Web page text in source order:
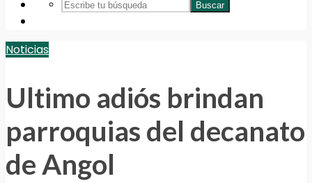
Buscar
Noticias
Ultimo adiós brindan
parroquias del decanato
de Angol